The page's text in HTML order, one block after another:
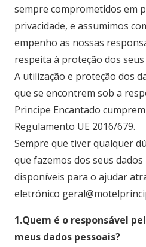
sempre comprometidos em
privacidade, e assumimos
empenho as nossas
respeita à proteção dos
A utilização e proteção dos
que se encontrem sob a
Principe Encantado
Regulamento UE 2016/679.
Sempre que tiver qualquer
que fazemos dos seus
disponíveis para o ajudar
eletrónico
1.Quem é o responsável
meus dados pessoais?